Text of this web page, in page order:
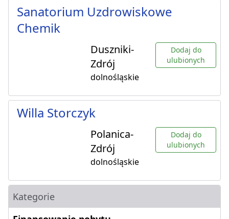
Sanatorium Uzdrowiskowe
Chemik
Duszniki-
Zdrój
dolnośląskie
Dodaj do
ulubionych
Willa Storczyk
Polanica-
Zdrój
dolnośląskie
Dodaj do
ulubionych
Kategorie